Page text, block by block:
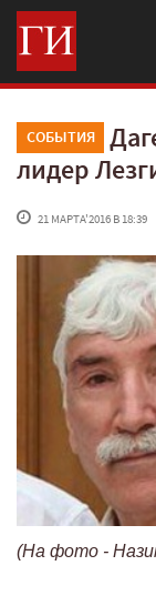
СОБЫТИЯ
лидер
21 МАРТА'2016 В 18:39
(На фото -